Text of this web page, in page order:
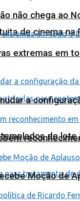
de cinema na
do lote
não chega ao
extremas em
a
Moção de